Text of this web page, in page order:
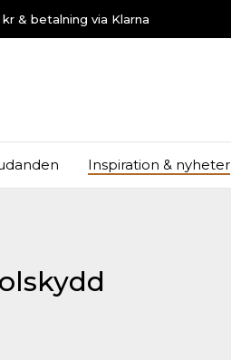
& betalning via Klarna
Inspiration & nyheter